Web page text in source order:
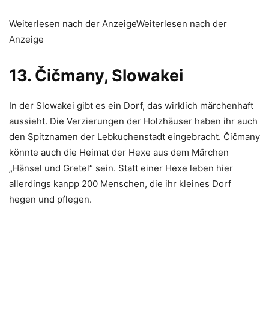
Weiterlesen nach der AnzeigeWeiterlesen nach der
Anzeige
13. Čičmany, Slowakei
In der Slowakei gibt es ein Dorf, das wirklich märchenhaft
aussieht. Die Verzierungen der Holzhäuser haben ihr auch
den Spitznamen der Lebkuchenstadt eingebracht. Čičmany
könnte auch die Heimat der Hexe aus dem Märchen
„Hänsel und Gretel“ sein. Statt einer Hexe leben hier
allerdings kanpp 200 Menschen, die ihr kleines Dorf
hegen und pflegen.